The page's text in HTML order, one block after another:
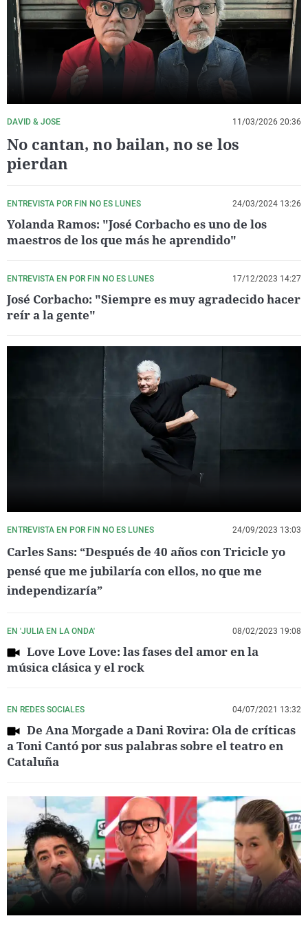
La rosa de los vientos
Gente viajera
Como el perro y el
Caso
Retornados
Equipo de
Operación Viuda
Extremadura
Galicia
La Rioja
Navarra
País Vasco
Virales
Televisión
Elecciones
DAVID & JOSE 11/03/2026 20:36
No cantan, no bailan, no se los
pierdan
ENTREVISTA POR FIN NO ES LUNES 24/03/2024 13:26
Yolanda Ramos: "José Corbacho es uno de los
maestros de los que más he aprendido"
ENTREVISTA EN POR FIN NO ES LUNES 17/12/2023 14:27
José Corbacho: "Siempre es muy agradecido hacer
reír a la gente"
ENTREVISTA EN POR FIN NO ES LUNES 24/09/2023 13:03
Carles Sans: “Después de 40 años con Tricicle yo
pensé que me jubilaría con ellos, no que me
independizaría”
EN 'JULIA EN LA ONDA' 08/02/2023 19:08
Love Love Love: las fases del amor en la
música clásica y el rock
EN REDES SOCIALES 04/07/2021 13:32
De Ana Morgade a Dani Rovira: Ola de críticas
a Toni Cantó por sus palabras sobre el teatro en
Cataluña